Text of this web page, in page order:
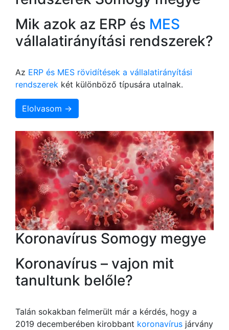
Mik azok az ERP és MES
vállalatirányítási rendszerek?
Az ERP és MES rövidítések a vállalatirányítási
rendszerek két különböző típusára utalnak.
Elolvasom →
Koronavírus Somogy megye
Koronavírus – vajon mit
tanultunk belőle?
Talán sokakban felmerült már a kérdés, hogy a
2019 decemberében kirobbant koronavírus járvány